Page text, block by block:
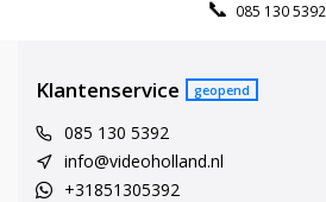
085 130 5392
Klantenservice geopend
085 130 5392
info@videoholland.nl
+31851305392